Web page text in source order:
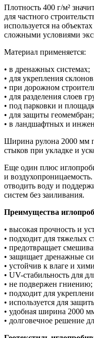
Плотность 400 г/м²
для частного
используется на
сложными условиями
Материал применяется:
• в дренажных системах;
• для укрепления
• при дорожном
• для разделения слоев
• под парковки и
• для защиты геомембран;
• в ландшафтных и
Ширина рулона 2000 мм
стыков при укладке и
Еще один плюс
и
отводить воду и
систем без заиливания.
Преимущества
• высокая прочность и
• подходит для тяжелых
• предотвращает
• защищает дренажные
• устойчив к влаге и
• UV-стабильность для
• не подвержен гниению;
• подходит для
• используется для
• удобная ширина 2000
• долговечное решение